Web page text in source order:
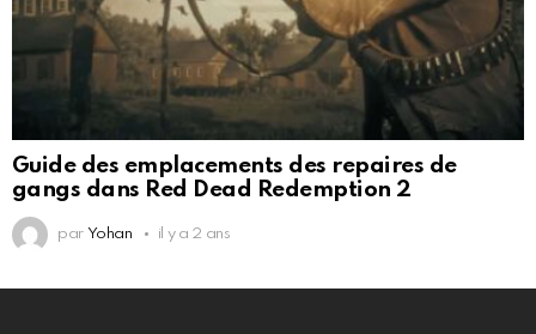
Guide des emplacements des repaires de
gangs dans Red Dead Redemption 2
par Yohan il y a 2 ans